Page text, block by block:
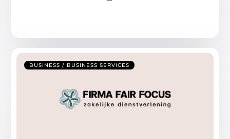
BUSINESS / BUSINESS SERVICES